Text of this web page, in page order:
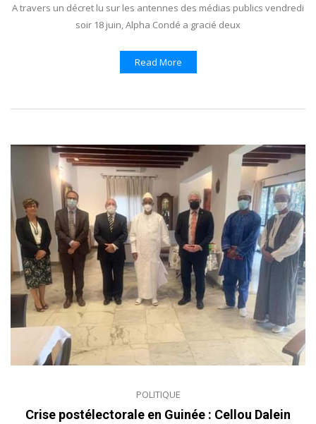
A travers un décret lu sur les antennes des médias publics vendredi
soir 18 juin, Alpha Condé a gracié deux
Read More
POLITIQUE
Crise postélectorale en Guinée : Cellou Dalein